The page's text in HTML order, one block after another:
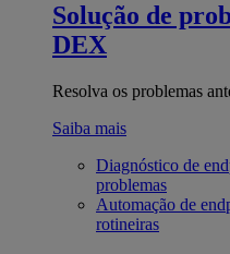
Solução de
DEX
Resolva os problemas
Saiba mais
Diagnóstico de
problemas
Automação de
rotineiras